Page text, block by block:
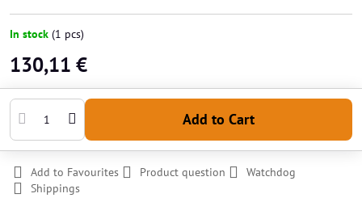
In stock (1 pcs)
130,11 €
Add to Cart
Add to Favourites Product question
Watchdog
Shippings